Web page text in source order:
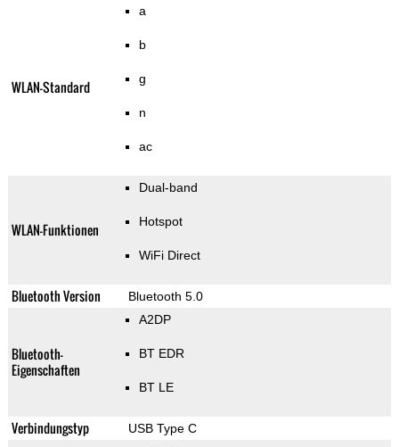
WLAN-Standard
a
b
g
n
ac
WLAN-Funktionen
Dual-band
Hotspot
WiFi Direct
Bluetooth Version Bluetooth 5.0
Bluetooth-
Eigenschaften
A2DP
BT EDR
BT LE
Verbindungstyp USB Type C